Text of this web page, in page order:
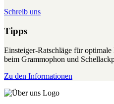
Schreib uns
Tipps
Einsteiger-Ratschläge für
beim Grammophon und
Zu den Informationen